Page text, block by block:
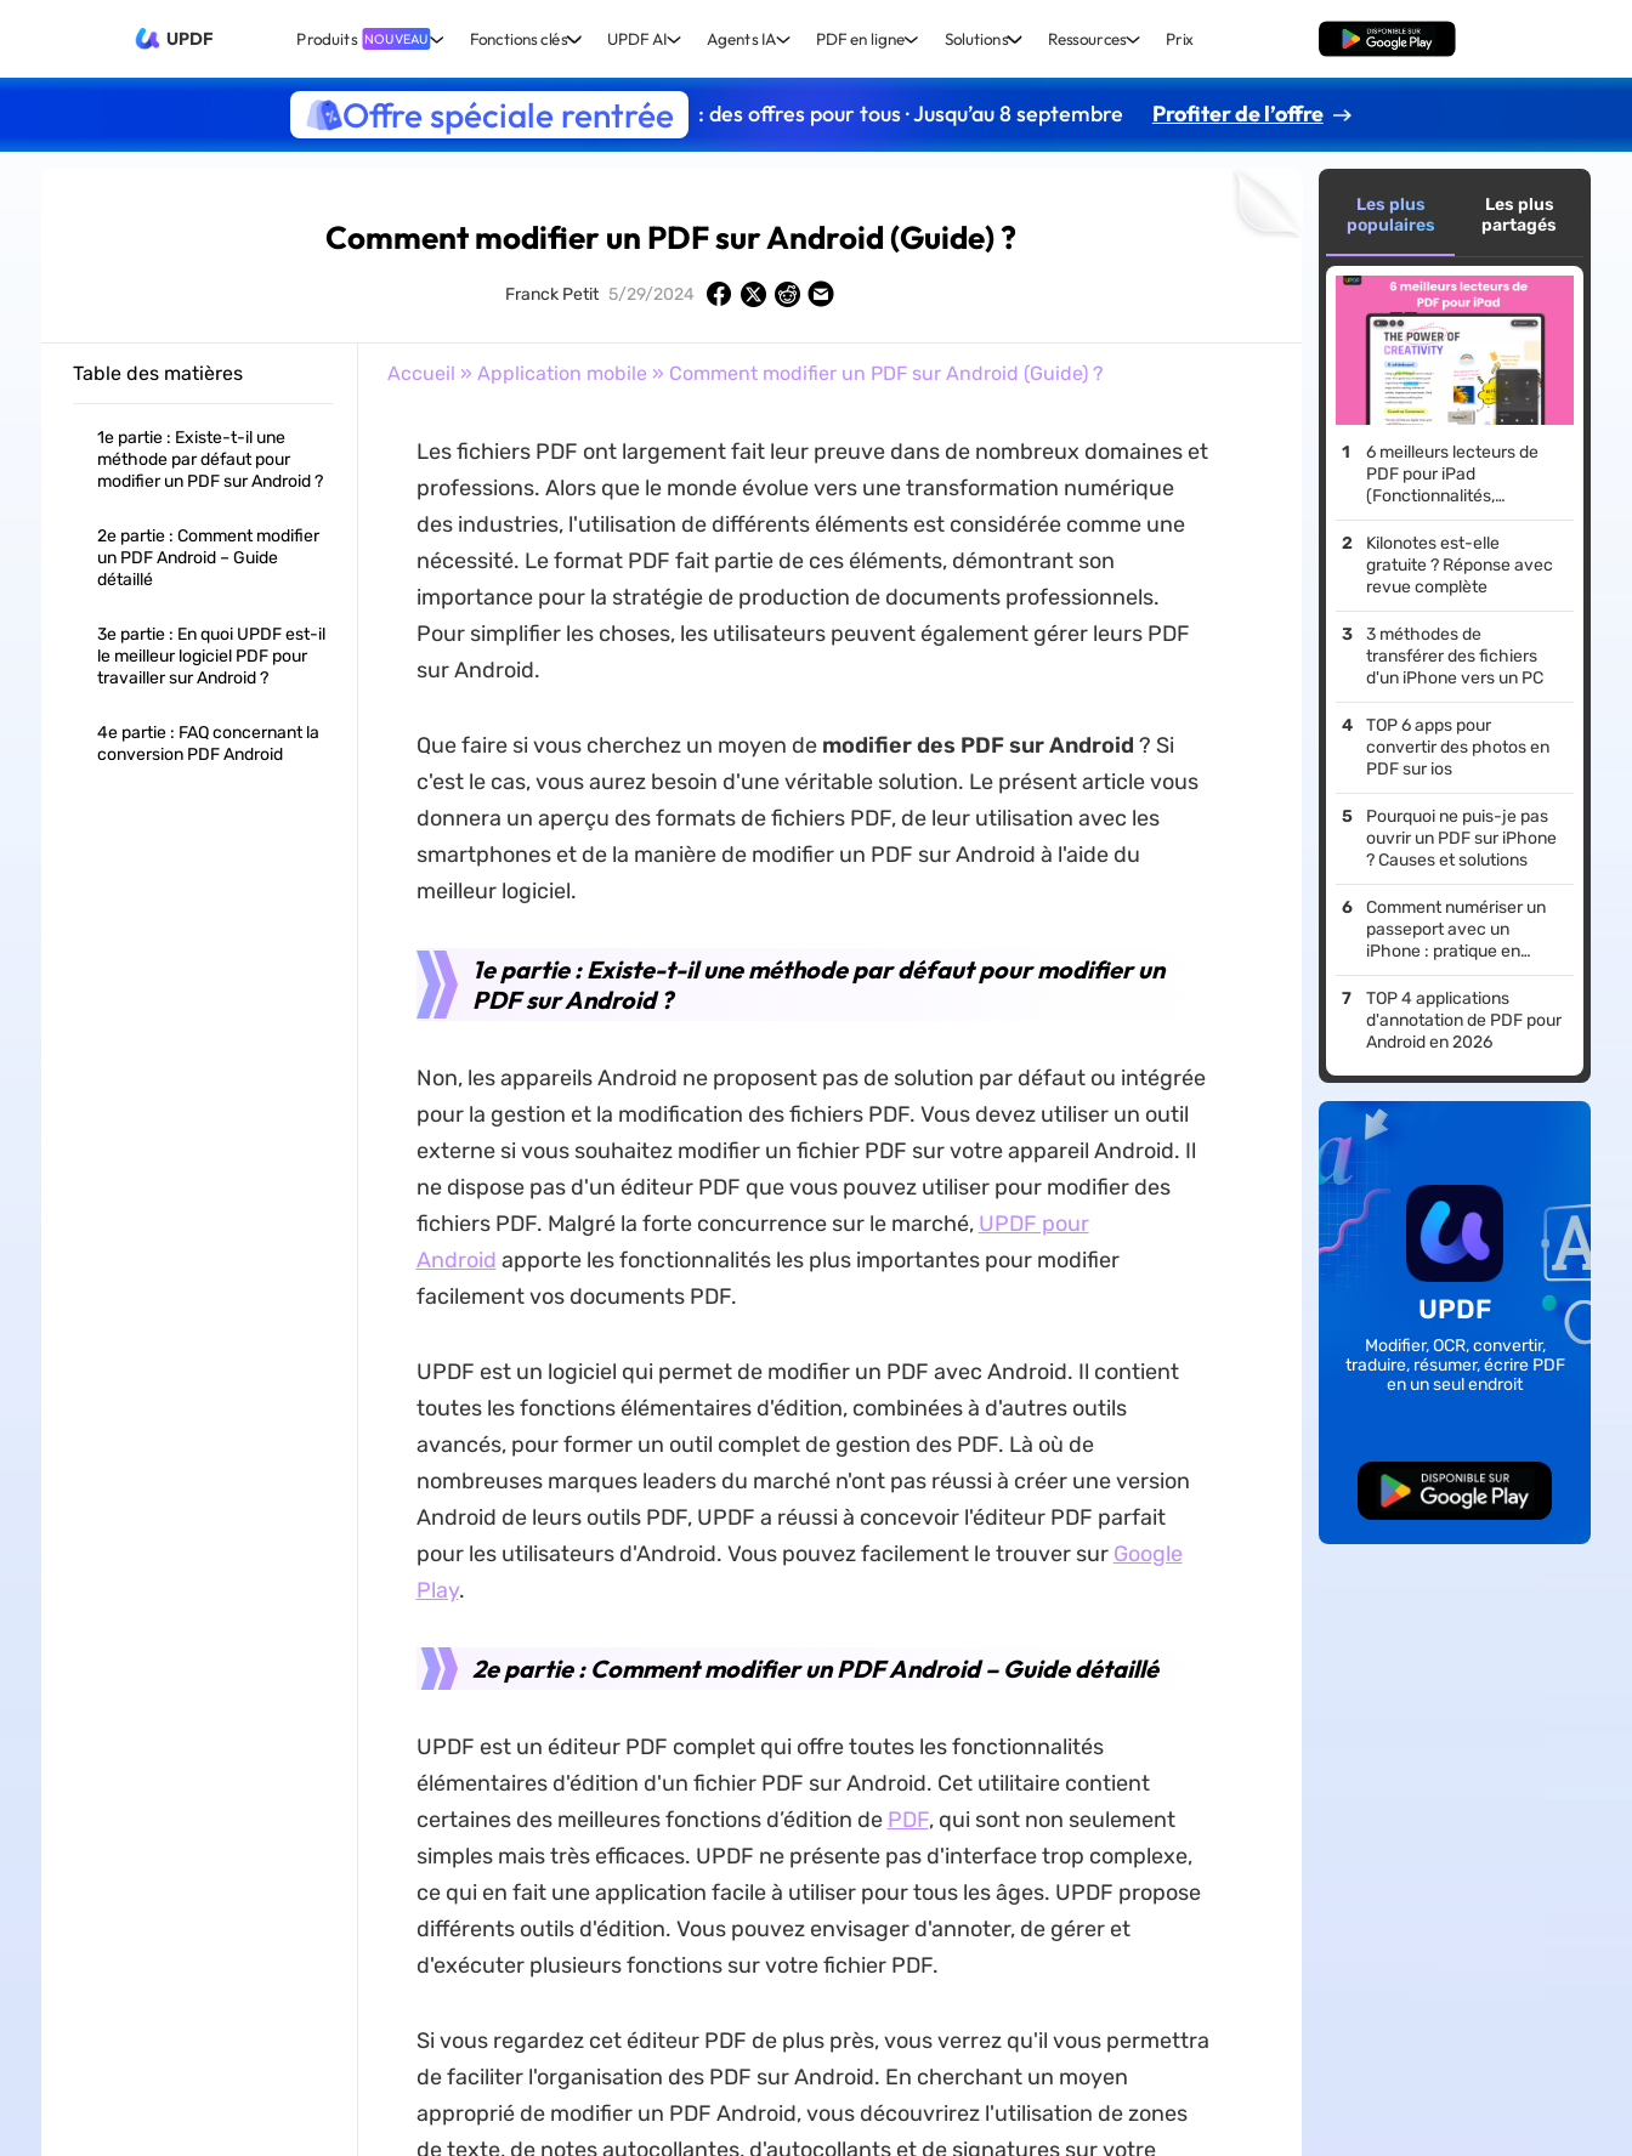
UPDF Produits NOUVEAU Fonctions clés UPDF AI Agents IA PDF en ligne Solutions Ressources Prix TÉLÉCHARGER
Offre spéciale rentrée : des offres pour tous · Jusqu’au 8 septembre Profiter de l’offre
Comment modifier un PDF sur Android (Guide) ?
Franck Petit 5/29/2024
Table des matières
1e partie : Existe-t-il une
méthode par défaut pour
modifier un PDF sur Android ?
2e partie : Comment modifier
un PDF Android – Guide
détaillé
3e partie : En quoi UPDF est-il
le meilleur logiciel PDF pour
travailler sur Android ?
4e partie : FAQ concernant la
conversion PDF Android
Accueil » Application mobile » Comment modifier un PDF sur Android (Guide) ?
Les fichiers PDF ont largement fait leur preuve dans de nombreux domaines et
professions. Alors que le monde évolue vers une transformation numérique
des industries, l'utilisation de différents éléments est considérée comme une
nécessité. Le format PDF fait partie de ces éléments, démontrant son
importance pour la stratégie de production de documents professionnels.
Pour simplifier les choses, les utilisateurs peuvent également gérer leurs PDF
sur Android.
Que faire si vous cherchez un moyen de modifier des PDF sur Android ? Si
c'est le cas, vous aurez besoin d'une véritable solution. Le présent article vous
donnera un aperçu des formats de fichiers PDF, de leur utilisation avec les
smartphones et de la manière de modifier un PDF sur Android à l'aide du
meilleur logiciel.
1e partie : Existe-t-il une méthode par défaut pour modifier un
PDF sur Android ?
Non, les appareils Android ne proposent pas de solution par défaut ou intégrée
pour la gestion et la modification des fichiers PDF. Vous devez utiliser un outil
externe si vous souhaitez modifier un fichier PDF sur votre appareil Android. Il
ne dispose pas d'un éditeur PDF que vous pouvez utiliser pour modifier des
fichiers PDF. Malgré la forte concurrence sur le marché, UPDF pour
Android apporte les fonctionnalités les plus importantes pour modifier
facilement vos documents PDF.
UPDF est un logiciel qui permet de modifier un PDF avec Android. Il contient
toutes les fonctions élémentaires d'édition, combinées à d'autres outils
avancés, pour former un outil complet de gestion des PDF. Là où de
nombreuses marques leaders du marché n'ont pas réussi à créer une version
Android de leurs outils PDF, UPDF a réussi à concevoir l'éditeur PDF parfait
pour les utilisateurs d'Android. Vous pouvez facilement le trouver sur Google
Play.
2e partie : Comment modifier un PDF Android – Guide détaillé
UPDF est un éditeur PDF complet qui offre toutes les fonctionnalités
élémentaires d'édition d'un fichier PDF sur Android. Cet utilitaire contient
certaines des meilleures fonctions d’édition de PDF, qui sont non seulement
simples mais très efficaces. UPDF ne présente pas d'interface trop complexe,
ce qui en fait une application facile à utiliser pour tous les âges. UPDF propose
différents outils d'édition. Vous pouvez envisager d'annoter, de gérer et
d'exécuter plusieurs fonctions sur votre fichier PDF.
Si vous regardez cet éditeur PDF de plus près, vous verrez qu'il vous permettra
de faciliter l'organisation des PDF sur Android. En cherchant un moyen
approprié de modifier un PDF Android, vous découvrirez l'utilisation de zones
de texte, de notes autocollantes, d'autocollants et de signatures sur votre
Les plus
populaires
Les plus
partagés
6 meilleurs lecteurs de
PDF pour iPad
(Fonctionnalités,
avantages et
inconvénients)
Kilonotes est-elle
gratuite ? Réponse avec
revue complète
3 méthodes de
transférer des fichiers
d'un iPhone vers un PC
TOP 6 apps pour
convertir des photos en
PDF sur ios
Pourquoi ne puis-je pas
ouvrir un PDF sur iPhone
? Causes et solutions
Comment numériser un
passeport avec un
iPhone : pratique en
2026
TOP 4 applications
d'annotation de PDF pour
Android en 2026
UPDF
Modifier, OCR, convertir,
traduire, résumer, écrire PDF
en un seul endroit
TÉLÉCHARGER